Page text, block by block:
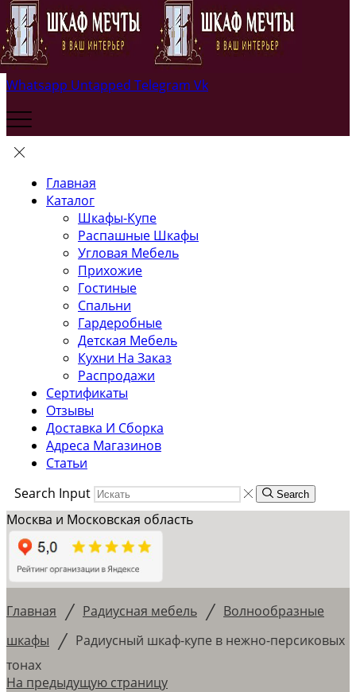
Whatsapp Untapped Telegram Vk
Главная
Каталог
Шкафы-Купе
Распашные Шкафы
Угловая Мебель
Прихожие
Гостиные
Спальни
Гардеробные
Детская Мебель
Кухни На Заказ
Распродажи
Сертификаты
Отзывы
Доставка И Сборка
Адреса Магазинов
Статьи
Search Input
Search
Москва и Московская область
Главная / Радиусная мебель / Волнообразные
шкафы / Радиусный шкаф-купе в нежно-персиковых
тонах
На предыдущую страницу